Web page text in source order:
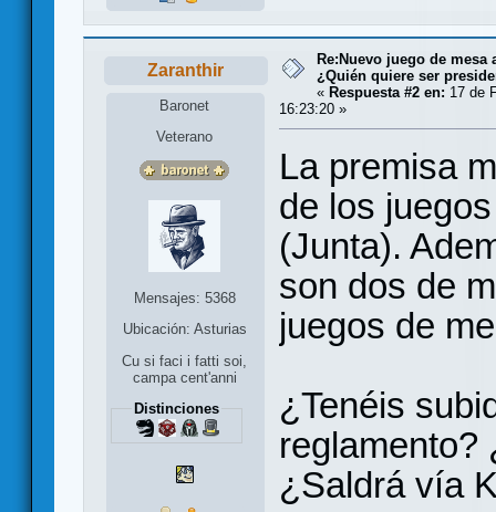
Zaranthir
Baronet
Veterano
Mensajes: 5368
Ubicación: Asturias
Cu si faci i fatti soi,
campa cent'anni
Distinciones
Re:Nuevo juego de
¿Quién quiere ser
« Respuesta #2 en: 17 de
16:23:20 »
La premisa
de los
(Junta).
son dos de
juegos de
¿Tenéis
reglamento?
¿Saldrá vía